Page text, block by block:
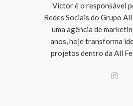
Victor é o responsável
Redes Sociais do Grupo
uma agência de
anos, hoje transforma
projetos dentro da All